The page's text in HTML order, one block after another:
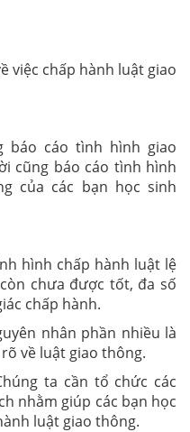
việc chấp hành luật giao
báo cáo tình hình giao
cũng báo cáo tình hình
của các bạn học sinh
hình chấp hành luật lệ
chưa được tốt, đa số
chấp hành.
nhân phần nhiều là
về luật giao thông.
ta cần tổ chức các
nhằm giúp các bạn học
luật giao thông.